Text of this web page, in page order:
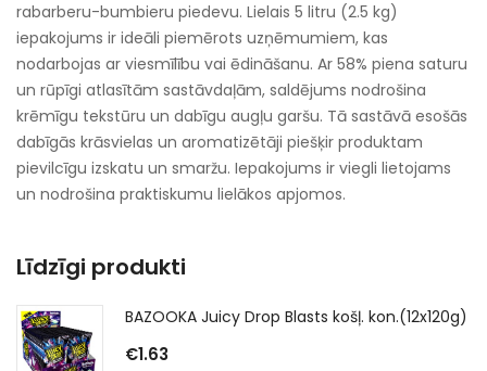
rabarberu-bumbieru piedevu. Lielais 5 litru (2.5 kg)
iepakojums ir ideāli piemērots uzņēmumiem, kas
nodarbojas ar viesmīlību vai ēdināšanu. Ar 58% piena saturu
un rūpīgi atlasītām sastāvdaļām, saldējums nodrošina
krēmīgu tekstūru un dabīgu augļu garšu. Tā sastāvā esošās
dabīgās krāsvielas un aromatizētāji piešķir produktam
pievilcīgu izskatu un smaržu. Iepakojums ir viegli lietojams
un nodrošina praktiskumu lielākos apjomos.
Līdzīgi produkti
BAZOOKA Juicy Drop Blasts košļ. kon.(12x120g)
€1.63